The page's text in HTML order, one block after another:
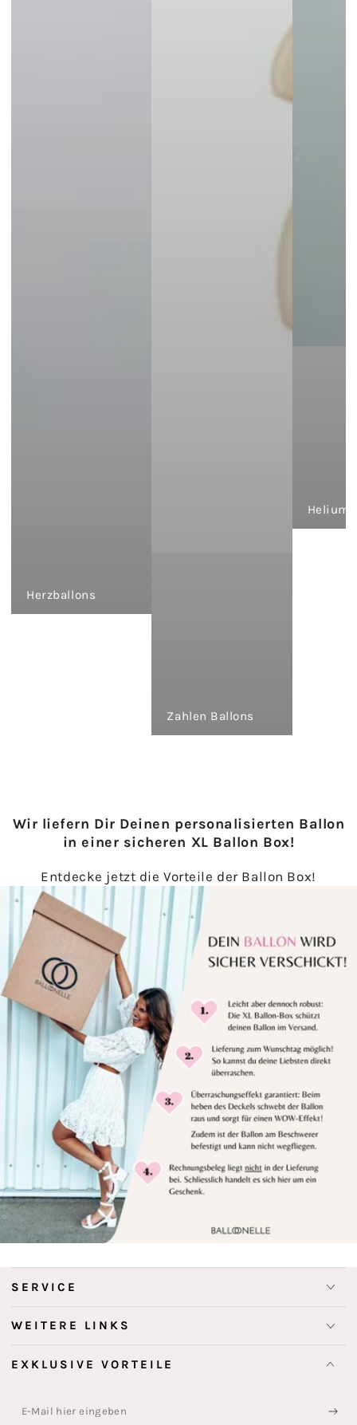
Herzballons
Zahlen Ballons
Wir liefern Dir Deinen personalisierten Ballon
in einer sicheren XL Ballon Box!
Entdecke jetzt die Vorteile der Ballon Box!
SERVICE
WEITERE LINKS
EXKLUSIVE VORTEILE
E-